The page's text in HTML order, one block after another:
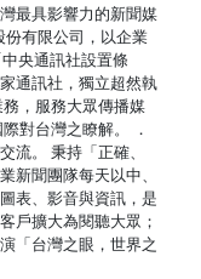
最具影響力的新聞媒
有限公司，以企業
央通訊社設置條
通訊社，獨立超然執
，服務大眾傳播媒
對台灣之瞭解。 ．
流。 秉持「正確、
新聞團隊每天以中、
表、影音與資訊，是
戶擴大為閱聽大眾；
「台灣之眼，世界之